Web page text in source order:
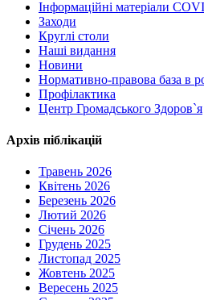
Інформаційні матеріали
Заходи
Круглі столи
Наші видання
Новини
Нормативно-правова база в
Профілактика
Центр Громадського Здоров`я
Архів піблікацій
Травень 2026
Квітень 2026
Березень 2026
Лютий 2026
Січень 2026
Грудень 2025
Листопад 2025
Жовтень 2025
Вересень 2025